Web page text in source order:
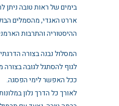
בימים של ראות טובה ניתן
אררט האגדי, מהסמלים
ההיסטוריה והתרבות
המסלול נבנה בצורה
לגוף להסתגל לגובה בצורה
ככל האפשר לימי הפסגה.
לאורך כל הדרך נלון